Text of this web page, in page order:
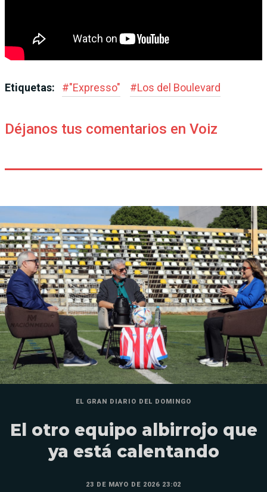
Etiquetas: #"Expresso" #Los del Boulevard
Déjanos tus comentarios en Voiz
EL GRAN DIARIO DEL DOMINGO
El otro equipo albirrojo que
ya está calentando
23 DE MAYO DE 2026 23:02